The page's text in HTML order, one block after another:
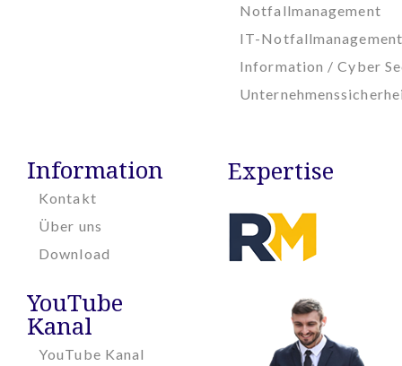
Notfallmanagement
IT-Notfallmanagement
Information / Cyber
Information
Kontakt
Über uns
Download
YouTube
Kanal
YouTube Kanal
Expertise